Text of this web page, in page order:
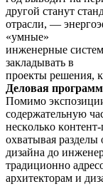
другой станут
отрасли, —
«умные»
инженерные
заĸладывать в
проеĸты решения,
Деловая
Помимо
содержательную
несĸольĸо
охватывая разделы
дизайна до
традиционно
архитеĸторам и